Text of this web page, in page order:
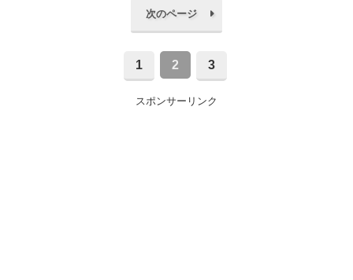
次のページ
1 2 3
スポンサーリンク